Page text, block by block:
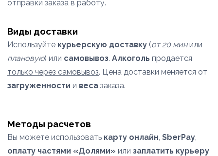
отправки заказа в работу.
Виды доставки
Используйте курьерскую доставку (от 20 минили
плановую) или самовывоз. Алкоголь продается
только через самовывоз. Цена доставки меняется от
загруженности и веса заказа.
Методы расчетов
Вы можете использовать карту онлайн, SberPay,
оплату частями «Долями» или заплатить курьеру